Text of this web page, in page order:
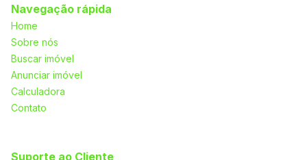
Navegação rápida
Home
Sobre nós
Buscar imóvel
Anunciar imóvel
Calculadora
Contato
Suporte ao Cliente